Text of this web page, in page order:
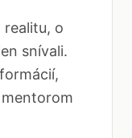
realitu, o
snívali.